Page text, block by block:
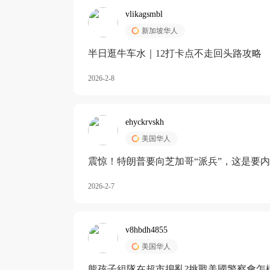
vlikagsmbl
新加坡华人
半日逛牛车水｜12打卡点不走回头路攻略
2026-2-8
ehyckrvskh
美国华人
震惊！特朗普要向芝加哥“派兵”，这是要
2026-2-7
v8hbdh4855
美国华人